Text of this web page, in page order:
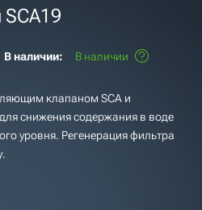
В наличии: В наличии
клапаном SCA и
снижения содержания в воде
уровня. Регенерация фильтра